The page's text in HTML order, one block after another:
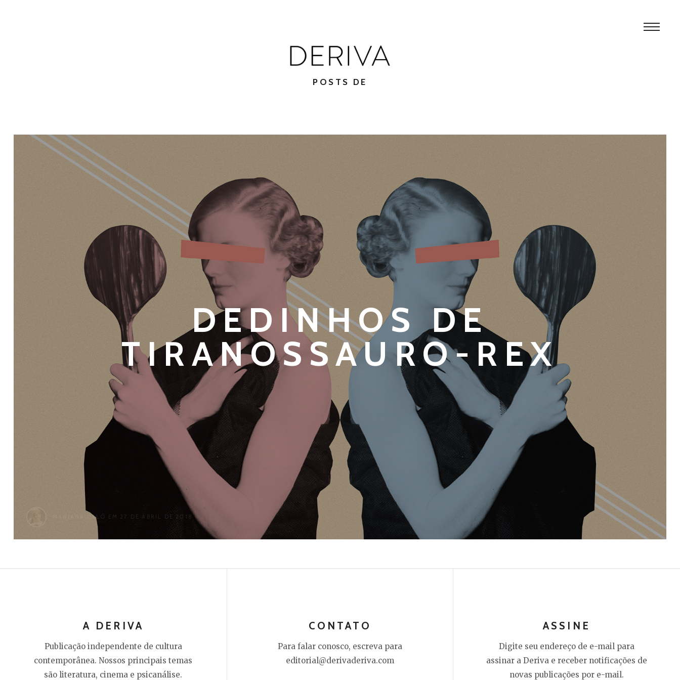
POSTS DE
DEDINHOS DE
TIRANOSSAURO-REX
MARIANA CALÓ EM 27 DE ABRIL DE 2018
A DERIVA
Publicação independente de cultura
contemporânea. Nossos principais temas
são literatura, cinema e psicanálise.
CONTATO
Para falar conosco, escreva para
editorial@derivaderiva.com
ASSINE
Digite seu endereço de e-mail para
assinar a Deriva e receber notificações de
novas publicações por e-mail.